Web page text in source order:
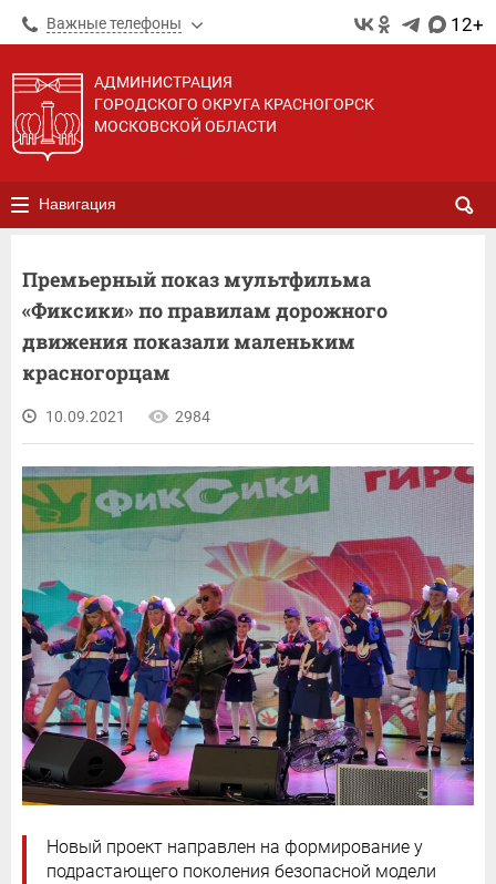
Важные телефоны 12+
АДМИНИСТРАЦИЯ
ГОРОДСКОГО ОКРУГА КРАСНОГОРСК
МОСКОВСКОЙ ОБЛАСТИ
Навигация
Премьерный показ мультфильма
«Фиксики» по правилам дорожного
движения показали маленьким
красногорцам
10.09.2021 2984
Новый проект направлен на формирование у
подрастающего поколения безопасной модели